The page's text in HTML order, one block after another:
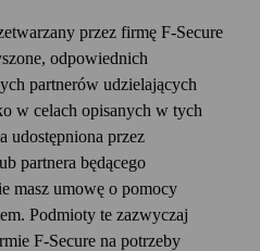
przez firmę F‑Secure
odpowiednich
partnerów udzielających
w celach opisanych w tych
udostępniona przez
partnera będącego
masz umowę o pomocy
Podmioty te zazwyczaj
F‑Secure na potrzeby